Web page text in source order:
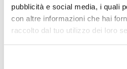
pubblicità e social media, i quali
con altre informazioni che hai
raccolto dal tuo utilizzo dei loro
10000 € 2,73
Tecniche di stampa